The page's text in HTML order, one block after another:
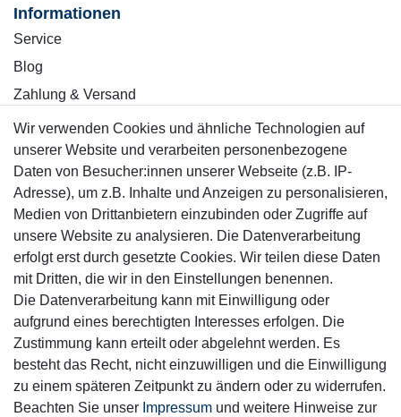
Informationen
Service
Blog
Zahlung & Versand
Sicher einkaufen
Mitglied
Motor-Fit
© Copyright 2026 | Alle Rechte vorbehalten.
Wir verwenden Cookies und ähnliche Technologien auf
unserer Website und verarbeiten personenbezogene
Daten von Besucher:innen unserer Webseite (z.B. IP-
Adresse), um z.B. Inhalte und Anzeigen zu personalisieren,
Medien von Drittanbietern einzubinden oder Zugriffe auf
unsere Website zu analysieren. Die Datenverarbeitung
erfolgt erst durch gesetzte Cookies. Wir teilen diese Daten
mit Dritten, die wir in den Einstellungen benennen.
Die Datenverarbeitung kann mit Einwilligung oder
aufgrund eines berechtigten Interesses erfolgen. Die
Zustimmung kann erteilt oder abgelehnt werden. Es
besteht das Recht, nicht einzuwilligen und die Einwilligung
zu einem späteren Zeitpunkt zu ändern oder zu widerrufen.
Beachten Sie unser Impressum und weitere Hinweise zur